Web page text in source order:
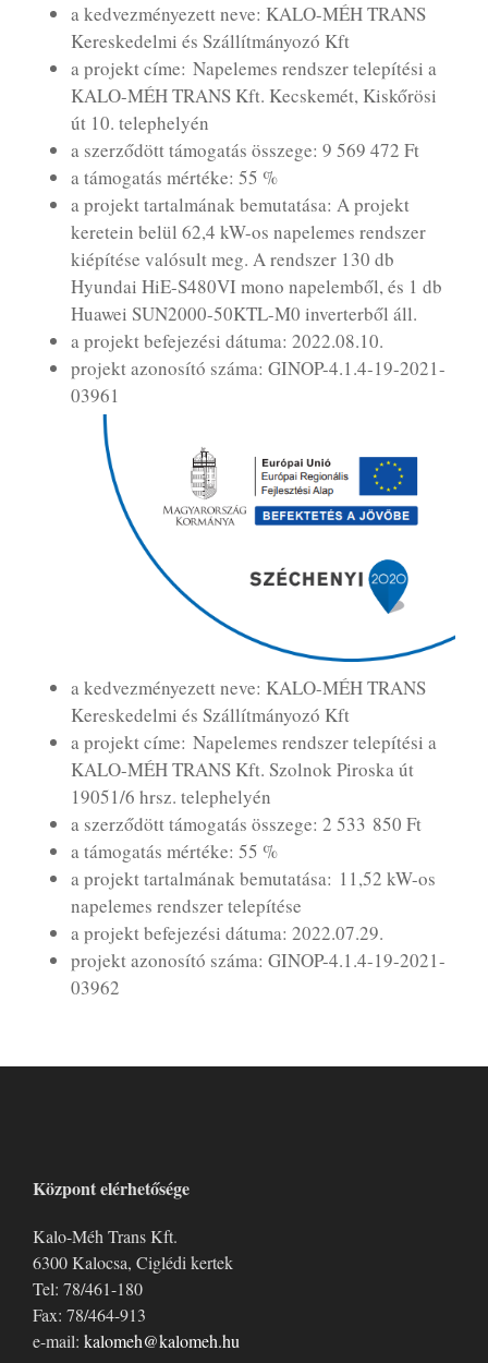
a kedvezményezett neve: KALO-MÉH TRANS
Kereskedelmi és Szállítmányozó Kft
a projekt címe: Napelemes rendszer telepítési a
KALO-MÉH TRANS Kft. Kecskemét, Kiskőrösi
út 10. telephelyén
a szerződött támogatás összege: 9 569 472 Ft
a támogatás mértéke: 55 %
a projekt tartalmának bemutatása: A projekt
keretein belül 62,4 kW-os napelemes rendszer
kiépítése valósult meg. A rendszer 130 db
Hyundai HiE-S480VI mono napelemből, és 1 db
Huawei SUN2000-50KTL-M0 inverterből áll.
a projekt befejezési dátuma: 2022.08.10.
projekt azonosító száma: GINOP-4.1.4-19-2021-
03961
a kedvezményezett neve: KALO-MÉH TRANS
Kereskedelmi és Szállítmányozó Kft
a projekt címe: Napelemes rendszer telepítési a
KALO-MÉH TRANS Kft. Szolnok Piroska út
19051/6 hrsz. telephelyén
a szerződött támogatás összege: 2 533 850 Ft
a támogatás mértéke: 55 %
a projekt tartalmának bemutatása: 11,52 kW-os
napelemes rendszer telepítése
a projekt befejezési dátuma: 2022.07.29.
projekt azonosító száma: GINOP-4.1.4-19-2021-
03962
Központ elérhetősége
Kalo-Méh Trans Kft.
6300 Kalocsa, Ciglédi kertek
Tel: 78/461-180
Fax: 78/464-913
e-mail: kalomeh@kalomeh.hu